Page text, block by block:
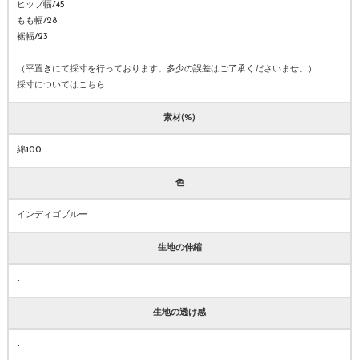
ヒップ幅/45
もも幅/28
裾幅/23
（平置きにて採寸を行っております。多少の誤差はご了承くださいませ。）
採寸についてはこちら
素材(%)
綿100
色
インディゴブルー
生地の伸縮
-
生地の透け感
-